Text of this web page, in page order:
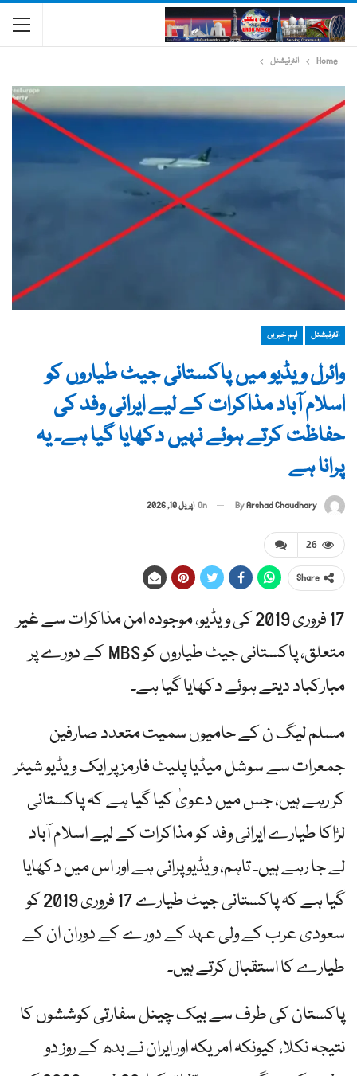
Home انٹرنیشنل
انٹرنیشنل اہم خبریں
وائرل ویڈیو میں پاکستانی جیٹ طیاروں کو
اسلام آباد مذاکرات کے لیے ایرانی وفد کی
حفاظت کرتے ہوئے نہیں دکھایا گیا ہے۔ یہ
پرانا ہے
ByArshad Chaudhary
On اپریل 10, 2026
26
Share
17 فروری 2019 کی ویڈیو، موجودہ امن مذاکرات سے غیر
متعلق، پاکستانی جیٹ طیاروں کو MBS کے دورے پر
مبارکباد دیتے ہوئے دکھایا گیا ہے۔
مسلم لیگ ن کے حامیوں سمیت متعدد صارفین
جمعرات سے سوشل میڈیا پلیٹ فارمز پر ایک ویڈیو شیئر
کر رہے ہیں، جس میں دعویٰ کیا گیا ہے کہ پاکستانی
لڑاکا طیارے ایرانی وفد کو مذاکرات کے لیے اسلام آباد
لے جا رہے ہیں۔ تاہم، ویڈیو پرانی ہے اور اس میں دکھایا
گیا ہے کہ پاکستانی جیٹ طیارے 17 فروری 2019 کو
سعودی عرب کے ولی عہد کے دورے کے دوران ان کے
طیارے کا استقبال کرتے ہیں۔
پاکستان کی طرف سے بیک چینل سفارتی کوششوں کا
نتیجہ نکلا، کیونکہ امریکہ اور ایران نے بدھ کے روز دو